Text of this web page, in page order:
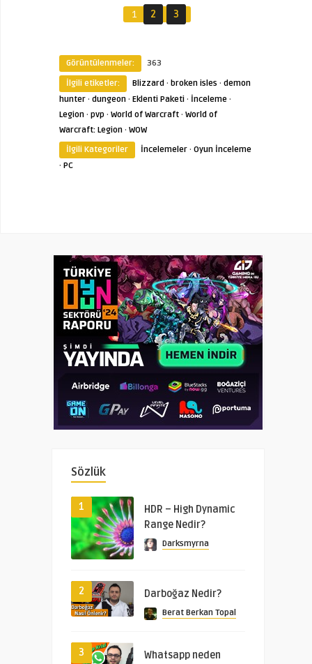
1 2 3
Görüntülenmeler:
363
İlgili etiketler:
Blizzard · broken isles · demon
hunter · dungeon · Eklenti Paketi · İnceleme ·
Legion · pvp · World of Warcraft · World of
Warcraft: Legion · WOW
İlgili Kategoriler
İncelemeler · Oyun İnceleme
· PC
Sözlük
1
HDR – High Dynamic
Range Nedir?
Darksmyrna
2 Darboğaz Nedir?
Berat Berkan Topal
3 Whatsapp neden